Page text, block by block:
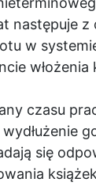
następuje z
w
włożenia
czasu
się